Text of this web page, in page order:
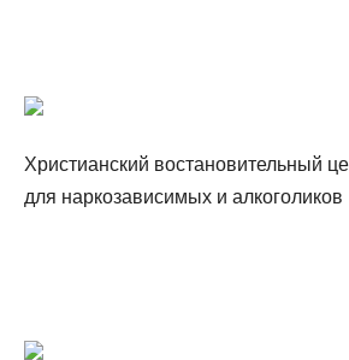
Христианский востановительный
для наркозависимых и алкоголиков